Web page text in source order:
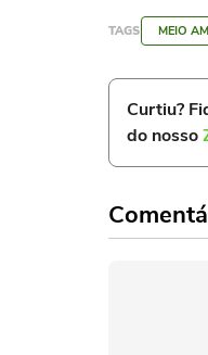
TAGS MEIO
Curtiu?
do nosso